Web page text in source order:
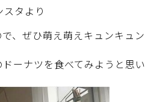
タより
、ぜひ萌え萌えキュンキュン
ーナツを食べてみようと思い